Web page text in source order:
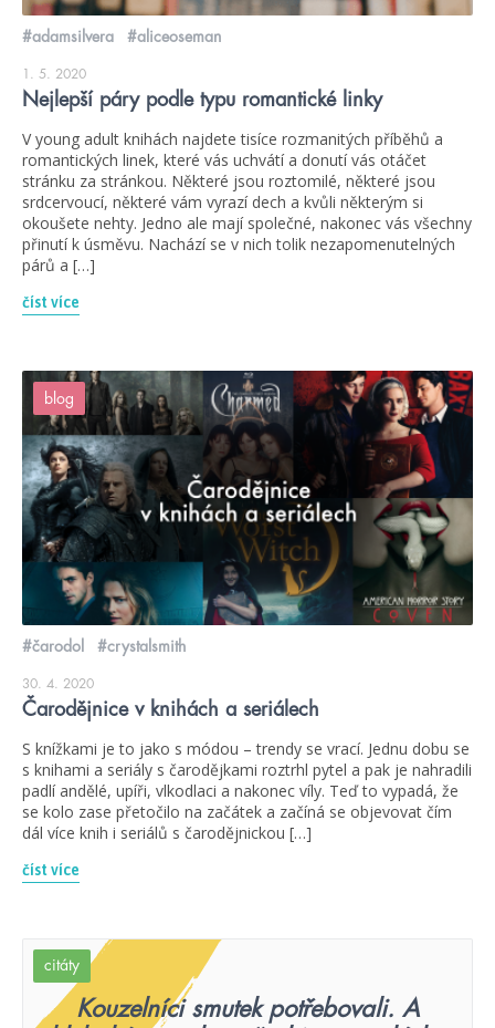
#adamsilvera #aliceoseman
1. 5. 2020
Nejlepší páry podle typu romantické linky
V young adult knihách najdete tisíce rozmanitých příběhů a
romantických linek, které vás uchvátí a donutí vás otáčet
stránku za stránkou. Některé jsou roztomilé, některé jsou
srdcervoucí, některé vám vyrazí dech a kvůli některým si
okoušete nehty. Jedno ale mají společné, nakonec vás všechny
přinutí k úsměvu. Nachází se v nich tolik nezapomenutelných
párů a […]
číst více
blog
#čarodol #crystalsmith
30. 4. 2020
Čarodějnice v knihách a seriálech
S knížkami je to jako s módou – trendy se vrací. Jednu dobu se
s knihami a seriály s čarodějkami roztrhl pytel a pak je nahradili
padlí andělé, upíři, vlkodlaci a nakonec víly. Teď to vypadá, že
se kolo zase přetočilo na začátek a začíná se objevovat čím
dál více knih i seriálů s čarodějnickou […]
číst více
citáty
Kouzelníci smutek potřebovali. A